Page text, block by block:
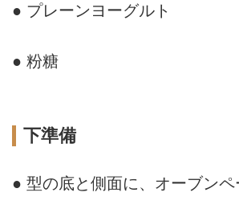
● プレーンヨーグルト
● 粉糖
下準備
● 型の底と側面に、オーブンペ